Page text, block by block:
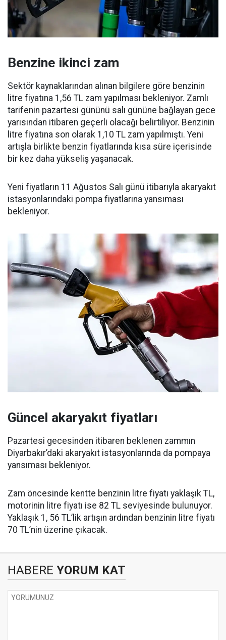
Benzine ikinci zam
Sektör kaynaklarından alınan bilgilere göre benzinin
litre fiyatına 1,56 TL zam yapılması bekleniyor. Zamlı
tarifenin pazartesi gününü salı gününe bağlayan gece
yarısından itibaren geçerli olacağı belirtiliyor. Benzinin
litre fiyatına son olarak 1,10 TL zam yapılmıştı. Yeni
artışla birlikte benzin fiyatlarında kısa süre içerisinde
bir kez daha yükseliş yaşanacak.
Yeni fiyatların 11 Ağustos Salı günü itibarıyla akaryakıt
istasyonlarındaki pompa fiyatlarına yansıması
bekleniyor.
Güncel akaryakıt fiyatları
Pazartesi gecesinden itibaren beklenen zammın
Diyarbakır’daki akaryakıt istasyonlarında da pompaya
yansıması bekleniyor.
Zam öncesinde kentte benzinin litre fiyatı yaklaşık TL,
motorinin litre fiyatı ise 82 TL seviyesinde bulunuyor.
Yaklaşık 1, 56 TL’lik artışın ardından benzinin litre fiyatı
70 TL’nin üzerine çıkacak.
HABERE YORUM KAT